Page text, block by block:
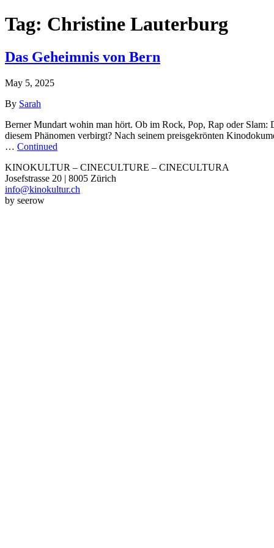
Tag: Christine Lauterburg
Das Geheimnis von Bern
May 5, 2025
By Sarah
Berner Mundart wohin man hört. Ob im Rock, Pop, Rap oder Slam:
diesem Phänomen verbirgt? Nach seinem preisgekrönten
… Continued
KINOKULTUR – CINECULTURE – CINECULTURA
Josefstrasse 20 | 8005 Zürich
info@kinokultur.ch
by seerow